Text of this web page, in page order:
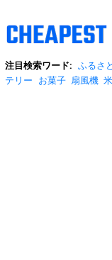
注目検索ワード: ふるさ
テリー お菓子 扇風機